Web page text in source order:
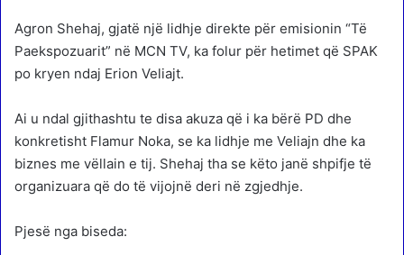
Agron Shehaj, gjatë një lidhje direkte për emisionin “Të
Paekspozuarit” në MCN TV, ka folur për hetimet që SPAK
po kryen ndaj Erion Veliajt.
Ai u ndal gjithashtu te disa akuza që i ka bërë PD dhe
konkretisht Flamur Noka, se ka lidhje me Veliajn dhe ka
biznes me vëllain e tij. Shehaj tha se këto janë shpifje të
organizuara që do të vijojnë deri në zgjedhje.
Pjesë nga biseda: